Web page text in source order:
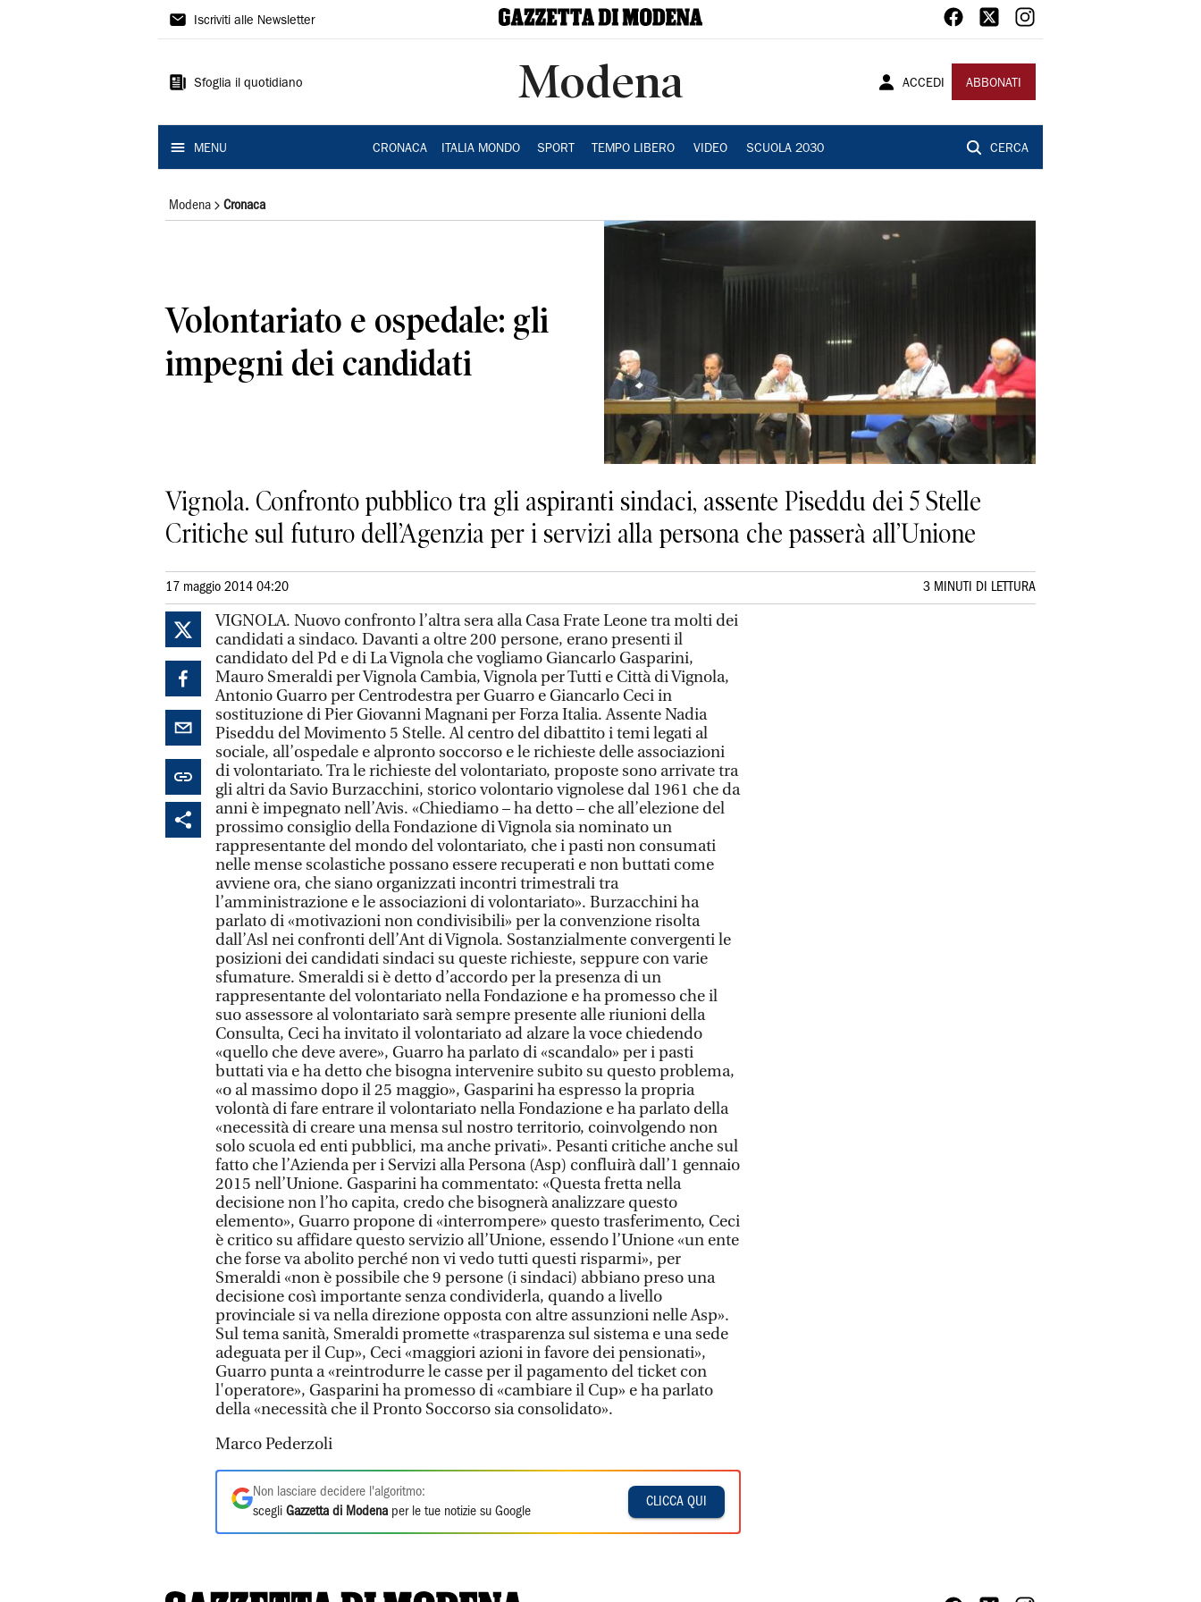
Gazzetta
Modena
Iscriviti alle Newsletter
Sfoglia il quotidiano Modena ACCEDI ABBONATI
MENU CRONACA ITALIA MONDO SPORT TEMPO LIBERO VIDEO SCUOLA 2030 CERCA
Modena Cronaca
Volontariato e ospedale: gli
impegni dei candidati
Vignola. Confronto pubblico tra gli aspiranti sindaci, assente Piseddu dei 5 Stelle
Critiche sul futuro dell’Agenzia per i servizi alla persona che passerà all’Unione
17 maggio 2014 04:20 3 MINUTI DI LETTURA
VIGNOLA. Nuovo confronto l’altra sera alla Casa Frate Leone tra molti dei
candidati a sindaco. Davanti a oltre 200 persone, erano presenti il
candidato del Pd e di La Vignola che vogliamo Giancarlo Gasparini,
Mauro Smeraldi per Vignola Cambia, Vignola per Tutti e Città di Vignola,
Antonio Guarro per Centrodestra per Guarro e Giancarlo Ceci in
sostituzione di Pier Giovanni Magnani per Forza Italia. Assente Nadia
Piseddu del Movimento 5 Stelle. Al centro del dibattito i temi legati al
sociale, all’ospedale e alpronto soccorso e le richieste delle associazioni
di volontariato. Tra le richieste del volontariato, proposte sono arrivate tra
gli altri da Savio Burzacchini, storico volontario vignolese dal 1961 che da
anni è impegnato nell’Avis. «Chiediamo – ha detto – che all’elezione del
prossimo consiglio della Fondazione di Vignola sia nominato un
rappresentante del mondo del volontariato, che i pasti non consumati
nelle mense scolastiche possano essere recuperati e non buttati come
avviene ora, che siano organizzati incontri trimestrali tra
l’amministrazione e le associazioni di volontariato». Burzacchini ha
parlato di «motivazioni non condivisibili» per la convenzione risolta
dall’Asl nei confronti dell’Ant di Vignola. Sostanzialmente convergenti le
posizioni dei candidati sindaci su queste richieste, seppure con varie
sfumature. Smeraldi si è detto d’accordo per la presenza di un
rappresentante del volontariato nella Fondazione e ha promesso che il
suo assessore al volontariato sarà sempre presente alle riunioni della
Consulta, Ceci ha invitato il volontariato ad alzare la voce chiedendo
«quello che deve avere», Guarro ha parlato di «scandalo» per i pasti
buttati via e ha detto che bisogna intervenire subito su questo problema,
«o al massimo dopo il 25 maggio», Gasparini ha espresso la propria
volontà di fare entrare il volontariato nella Fondazione e ha parlato della
«necessità di creare una mensa sul nostro territorio, coinvolgendo non
solo scuola ed enti pubblici, ma anche privati». Pesanti critiche anche sul
fatto che l’Azienda per i Servizi alla Persona (Asp) confluirà dall’1 gennaio
2015 nell’Unione. Gasparini ha commentato: «Questa fretta nella
decisione non l’ho capita, credo che bisognerà analizzare questo
elemento», Guarro propone di «interrompere» questo trasferimento, Ceci
è critico su affidare questo servizio all’Unione, essendo l’Unione «un ente
che forse va abolito perché non vi vedo tutti questi risparmi», per
Smeraldi «non è possibile che 9 persone (i sindaci) abbiano preso una
decisione così importante senza condividerla, quando a livello
provinciale si va nella direzione opposta con altre assunzioni nelle Asp».
Sul tema sanità, Smeraldi promette «trasparenza sul sistema e una sede
adeguata per il Cup», Ceci «maggiori azioni in favore dei pensionati»,
Guarro punta a «reintrodurre le casse per il pagamento del ticket con
l'operatore», Gasparini ha promesso di «cambiare il Cup» e ha parlato
della «necessità che il Pronto Soccorso sia consolidato».
Marco Pederzoli
Non lasciare decidere l'algoritmo:
scegli Gazzetta di Modena per le tue notizie su Google
CLICCA QUI